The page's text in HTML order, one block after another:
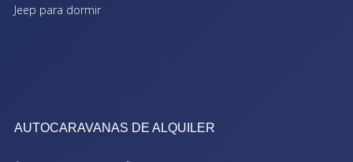
Jeep para dormir
AUTOCARAVANAS DE ALQUILER